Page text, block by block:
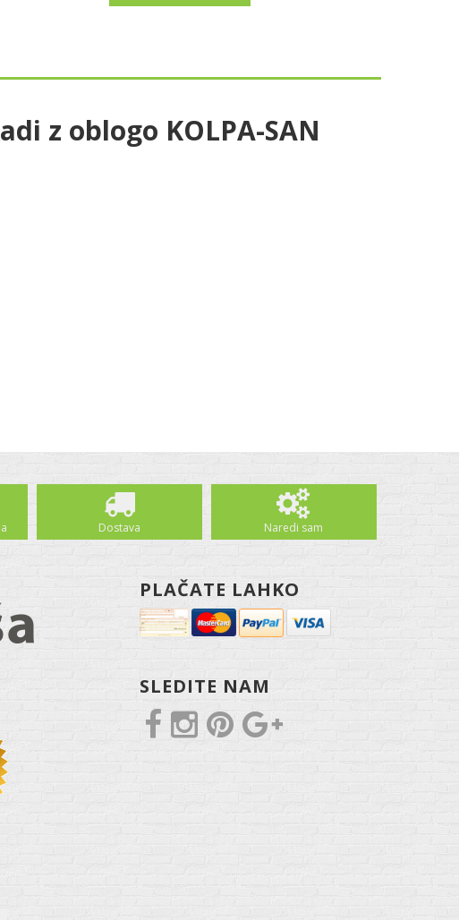
z oblogo KOLPA-SAN
Dostava Naredi sam
PLAČATE LAHKO
SLEDITE NAM